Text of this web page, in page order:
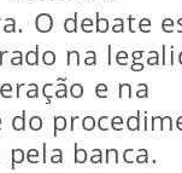
O debate
na
e na
do
banca.